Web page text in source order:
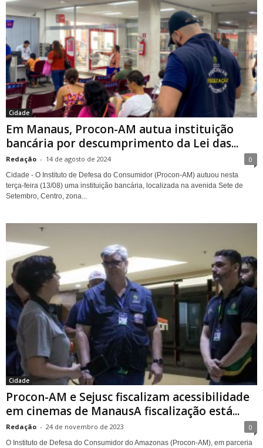
Cidade
Em Manaus, Procon-AM autua instituição
bancária por descumprimento da Lei das...
Redação - 14 de agosto de 2024 0
Cidade - O Instituto de Defesa do Consumidor (Procon-AM) autuou nesta
terça-feira (13/08) uma instituição bancária, localizada na avenida Sete de
Setembro, Centro, zona...
Cidade
Procon-AM e Sejusc fiscalizam acessibilidade
em cinemas de ManausA fiscalização está...
Redação - 24 de novembro de 2023 0
O Instituto de Defesa do Consumidor do Amazonas (Procon-AM), em parceria